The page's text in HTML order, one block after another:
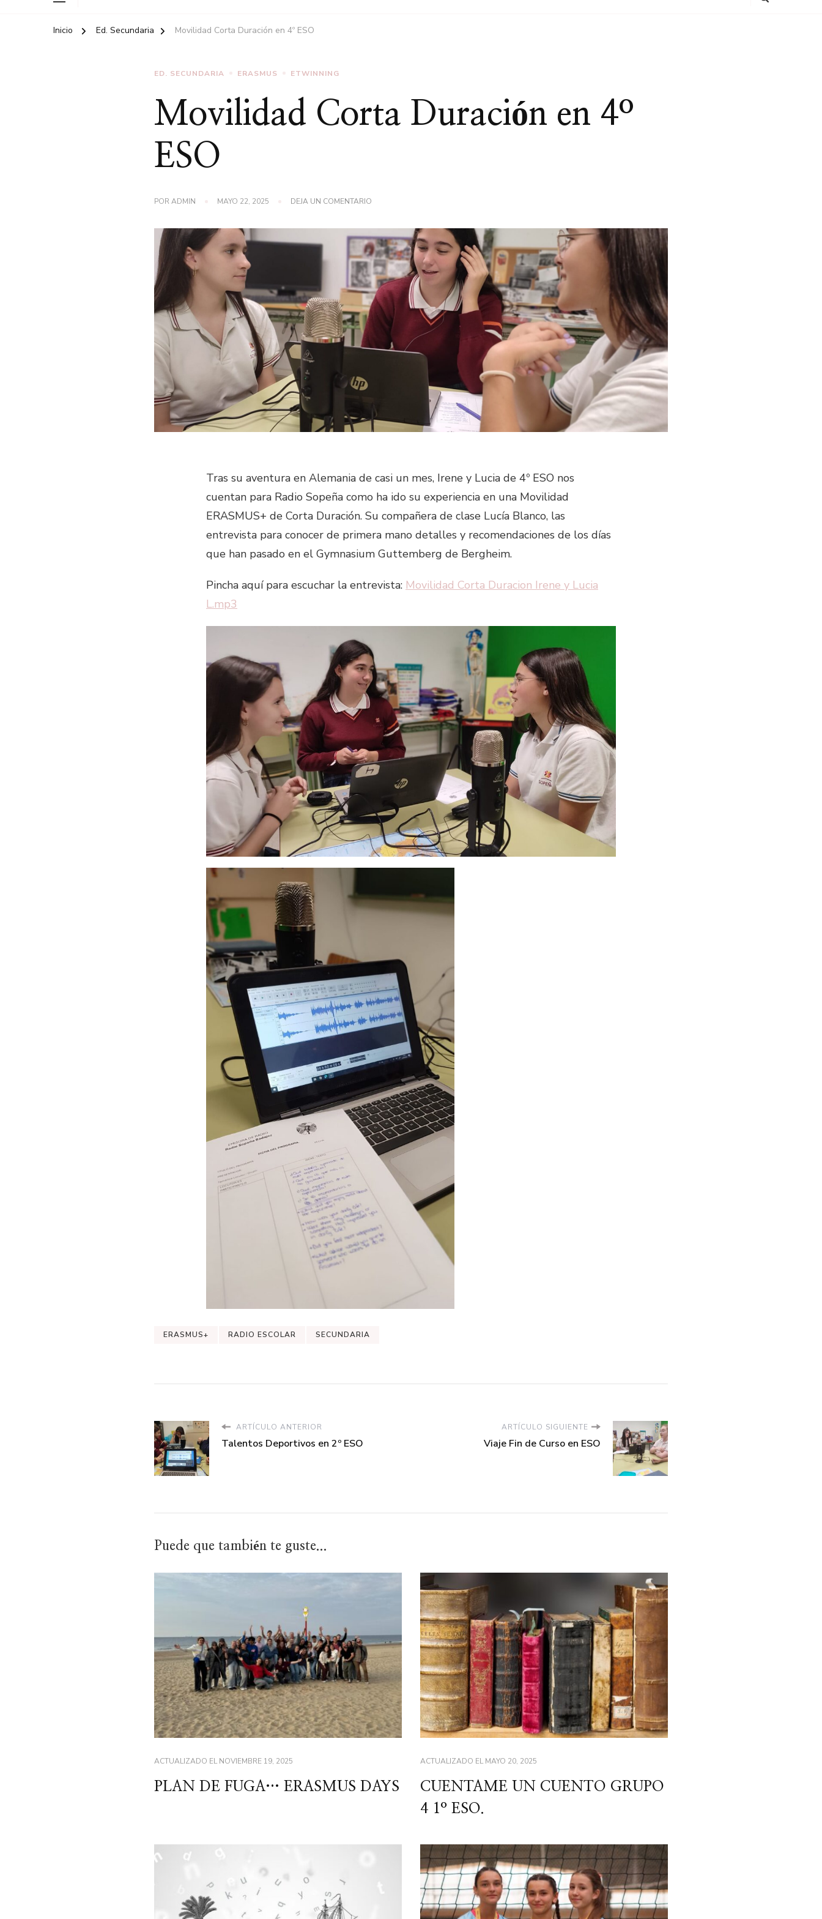
Inicio Ed. Secundaria Movilidad Corta Duración en 4º ESO
ED. SECUNDARIA ERASMUS ETWINNING
Movilidad Corta Duración en 4º
ESO
PORADMIN MAYO 22, 2025 DEJA UN COMENTARIO
EN
4º
ESO
Tras su aventura en Alemania de casi un mes, Irene y Lucia de 4º ESO nos
cuentan para Radio Sopeña como ha ido su experiencia en una Movilidad
ERASMUS+ de Corta Duración. Su compañera de clase Lucía Blanco, las
entrevista para conocer de primera mano detalles y recomendaciones de los días
que han pasado en el Gymnasium Guttemberg de Bergheim.
Pincha aquí para escuchar la entrevista: Movilidad Corta Duracion Irene y Lucia
L.mp3
ERASMUS+ RADIO ESCOLAR SECUNDARIA
ARTÍCULO ANTERIOR
Talentos Deportivos en 2º ESO
ARTÍCULO SIGUIENTE
Viaje Fin de Curso en ESO
Puede que también te guste...
ACTUALIZADO ELNOVIEMBRE 19, 2025
PLAN DE FUGA… ERASMUS DAYS
ACTUALIZADO ELMAYO 20, 2025
CUENTAME UN CUENTO GRUPO
4 1º ESO.